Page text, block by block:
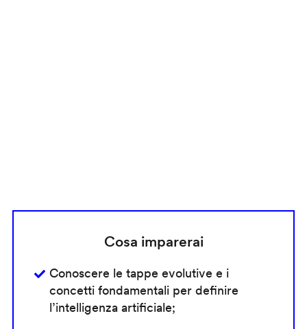
Cosa imparerai
Conoscere le tappe evolutive e i
concetti fondamentali per definire
l’intelligenza artificiale;